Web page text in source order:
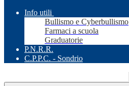
Info utili
Bullismo e Cyberbullismo
Farmaci a scuola
Graduatorie
P.N.R.R.
C.P.P.C. - Sondrio